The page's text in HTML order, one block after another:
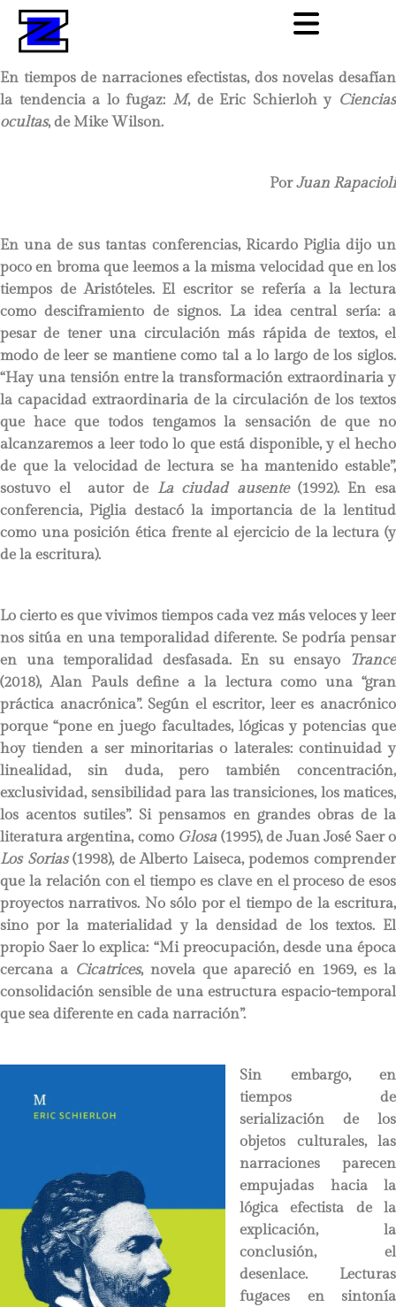
En tiempos de narraciones efectistas, dos novelas desafían
la tendencia a lo fugaz: M, de Eric Schierloh y Ciencias
ocultas, de Mike Wilson.
PorJuan Rapacioli
En una de sus tantas conferencias, Ricardo Piglia dijo un
poco en broma que leemos a la misma velocidad que en los
tiempos de Aristóteles. El escritor se refería a la lectura
como desciframiento de signos. La idea central sería: a
pesar de tener una circulación más rápida de textos, el
modo de leer se mantiene como tal a lo largo de los siglos.
“Hay una tensión entre la transformación extraordinaria y
la capacidad extraordinaria de la circulación de los textos
que hace que todos tengamos la sensación de que no
alcanzaremos a leer todo lo que está disponible, y el hecho
de que la velocidad de lectura se ha mantenido estable”,
sostuvo el autor de La ciudad ausente (1992). En esa
conferencia, Piglia destacó la importancia de la lentitud
como una posición ética frente al ejercicio de la lectura (y
de la escritura).
Lo cierto es que vivimos tiempos cada vez más veloces y leer
nos sitúa en una temporalidad diferente. Se podría pensar
en una temporalidad desfasada. En su ensayo Trance
(2018), Alan Pauls define a la lectura como una “gran
práctica anacrónica”. Según el escritor, leer es anacrónico
porque “pone en juego facultades, lógicas y potencias que
hoy tienden a ser minoritarias o laterales: continuidad y
linealidad, sin duda, pero también concentración,
exclusividad, sensibilidad para las transiciones, los matices,
los acentos sutiles”. Si pensamos en grandes obras de la
literatura argentina, como Glosa(1995), de Juan José Saer o
Los Sorias(1998), de Alberto Laiseca, podemos comprender
que la relación con el tiempo es clave en el proceso de esos
proyectos narrativos. No sólo por el tiempo de la escritura,
sino por la materialidad y la densidad de los textos. El
propio Saer lo explica: “Mi preocupación, desde una época
cercana a Cicatrices, novela que apareció en 1969, es la
consolidación sensible de una estructura espacio-temporal
que sea diferente en cada narración”.
Sin embargo, en
tiempos de
serialización de los
objetos culturales, las
narraciones parecen
empujadas hacia la
lógica efectista de la
explicación, la
conclusión, el
desenlace. Lecturas
fugaces en sintonía